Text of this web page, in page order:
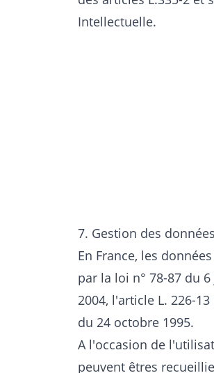
Intellectuelle.
7. Gestion des
En France, les
par la loi n° 78-87 du
2004, l'article L. 226-
du 24 octobre 1995.
A l'occasion de
peuvent êtres